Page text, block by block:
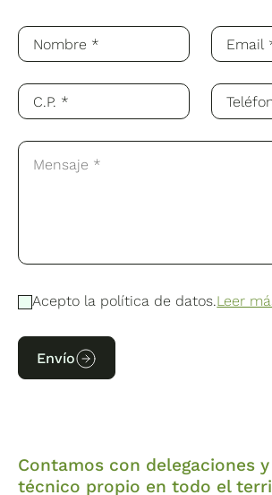
Acepto la política de datos.Leer
Envío
Contamos con delegaciones
técnico propio en todo el